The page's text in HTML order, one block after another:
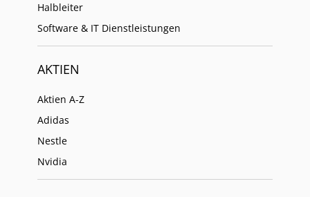
Halbleiter
Software & IT Dienstleistungen
AKTIEN
Aktien A-Z
Adidas
Nestle
Nvidia